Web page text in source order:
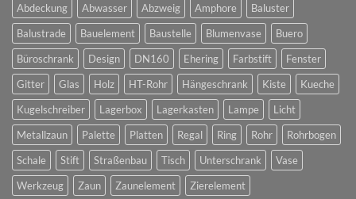
Abdeckung Abwasser Abzweig Amphore
Baluster
Balustrade
Bauelement Baustelle Blumenvase
Buero
Büroschrank
Design DN160 Ehering Farbstift
Fenster
Gitter
Glas Holz HT-Rohr Hängeschrank Kiste
Kueche
Kugelschreiber
Lagerbox Lagerkasten Lampe
Licht
Metallzaun
Palette Platten Regal Ring Rohr
Rohrbogen
Schale
Stift Straßenbau Tisch Unterschrank
Vase
Werkzeug
Zaun Zaunelement Zierelement